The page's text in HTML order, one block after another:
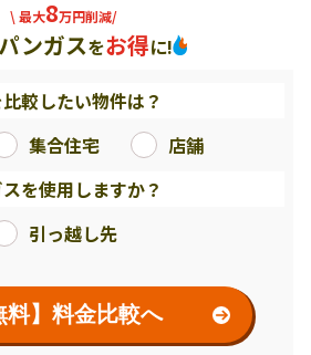
\ 最大8万円削減/
ンガスをお得に!
較したい物件は？
集合住宅
店舗
を使用しますか？
引っ越し先
料】料金比較へ